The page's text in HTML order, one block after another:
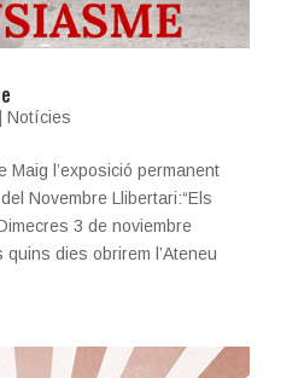
Notícies
Maig l’exposició permanent
Novembre Llibertari:“Els
3 de noviembre
dies obrirem l’Ateneu